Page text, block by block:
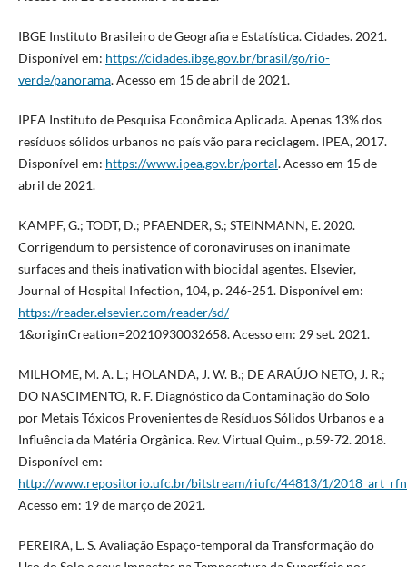
IBGE Instituto Brasileiro de Geografia e Estatística. Cidades. 2021.
Disponível em: https://cidades.ibge.gov.br/brasil/go/rio-
verde/panorama. Acesso em 15 de abril de 2021.
IPEA Instituto de Pesquisa Econômica Aplicada. Apenas 13% dos
resíduos sólidos urbanos no país vão para reciclagem. IPEA, 2017.
Disponível em: https://www.ipea.gov.br/portal. Acesso em 15 de
abril de 2021.
KAMPF, G.; TODT, D.; PFAENDER, S.; STEINMANN, E. 2020.
Corrigendum to persistence of coronaviruses on inanimate
surfaces and theis inativation with biocidal agentes. Elsevier,
Journal of Hospital Infection, 104, p. 246-251. Disponível em:
https://reader.elsevier.com/reader/sd/
1&originCreation=20210930032658. Acesso em: 29 set. 2021.
MILHOME, M. A. L.; HOLANDA, J. W. B.; DE ARAÚJO NETO, J. R.;
DO NASCIMENTO, R. F. Diagnóstico da Contaminação do Solo
por Metais Tóxicos Provenientes de Resíduos Sólidos Urbanos e a
Influência da Matéria Orgânica. Rev. Virtual Quim., p.59-72. 2018.
Disponível em:
http://www.repositorio.ufc.br/bitstream/riufc/44813/1/
Acesso em: 19 de março de 2021.
PEREIRA, L. S. Avaliação Espaço-temporal da Transformação do